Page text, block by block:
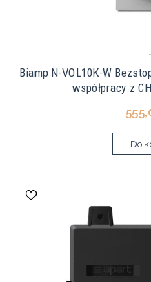
Biamp N-VOL10K-W
współpracy z
Do